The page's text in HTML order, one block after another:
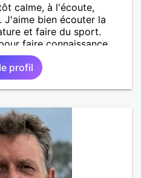
calme, à l'écoute,
J'aime bien écouter la
et faire du sport.
faire connaissance.
profil